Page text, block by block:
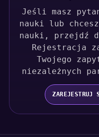
Jeśli masz
nauki lub
nauki, przejdź
Rejestracja
Twojego
niezależnych
ZAREJESTRUJ